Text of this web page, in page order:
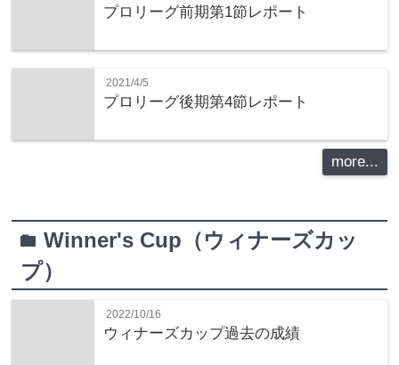
プロリーグ前期第1節レポート
2021/4/5
プロリーグ後期第4節レポート
more...
folderWinner's Cup（ウィナーズカッ
プ）
2022/10/16
ウィナーズカップ過去の成績